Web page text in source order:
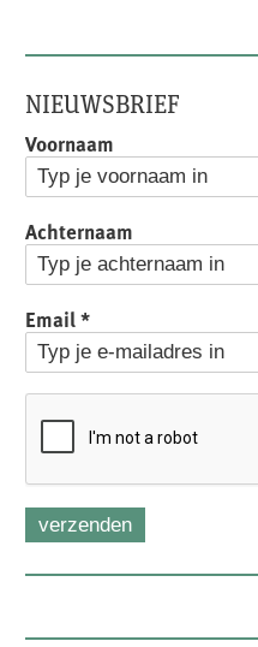
NIEUWSBRIEF
Voornaam
Achternaam
Email*
verzenden